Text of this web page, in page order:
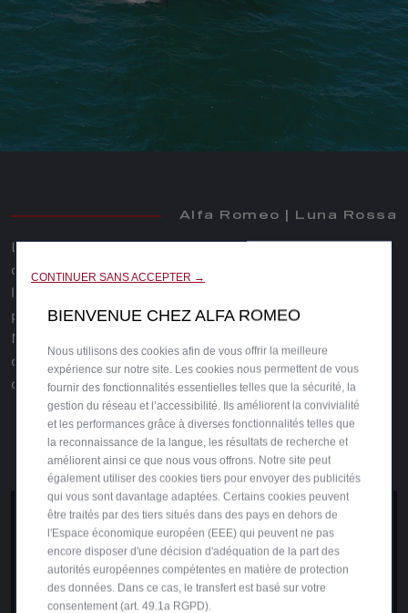
Alfa Romeo | Luna Rossa
Le vent se lève au rythme de la passion. Un nouveau
chapitre audacieux s’ouvre aux côtés de Luna Rossa, à
l’aube de la 38e America’s Cup, qui se tiendra pour la toute
première fois en Italie, dans la baie de Naples.
Ne manquez pas l’événement digital annonçant l’union de
deux icônes italiennes, réunies par la passion, l’esprit de
compétition et l’innovation.
CONTINUER SANS ACCEPTER →
BIENVENUE CHEZ ALFA ROMEO
Nous utilisons des cookies afin de vous offrir la meilleure
expérience sur notre site. Les cookies nous permettent de vous
fournir des fonctionnalités essentielles telles que la sécurité, la
gestion du réseau et l’accessibilité. Ils améliorent la convivialité
et les performances grâce à diverses fonctionnalités telles que
la reconnaissance de la langue, les résultats de recherche et
améliorent ainsi ce que nous vous offrons. Notre site peut
également utiliser des cookies tiers pour envoyer des publicités
qui vous sont davantage adaptées. Certains cookies peuvent
être traités par des tiers situés dans des pays en dehors de
l'Espace économique européen (EEE) qui peuvent ne pas
encore disposer d'une décision d'adéquation de la part des
autorités européennes compétentes en matière de protection
des données. Dans ce cas, le transfert est basé sur votre
consentement (art. 49.1a RGPD).